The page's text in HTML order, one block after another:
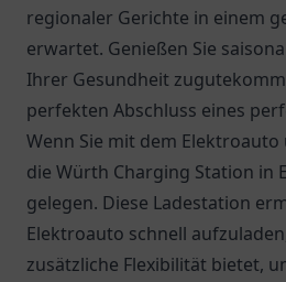
regionaler Gerichte in einem
erwartet. Genießen Sie
Ihrer Gesundheit
perfekten Abschluss eines
Wenn Sie mit dem
die Würth Charging Station in
gelegen. Diese Ladestation
Elektroauto schnell
zusätzliche Flexibilität bietet,